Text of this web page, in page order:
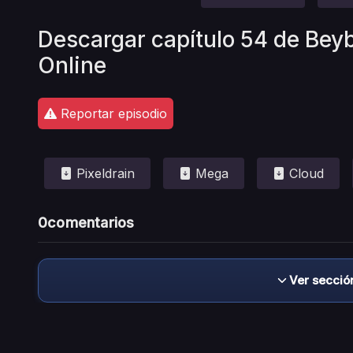
Descargar capítulo 54 de
Online
Reportar episodio
Pixeldrain Mega Cloud
0comentarios
Ver